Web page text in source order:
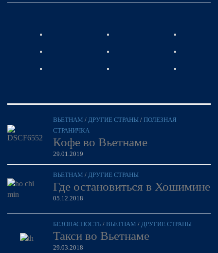
ВЬЕТНАМ / ДРУГИЕ СТРАНЫ / ПОЛЕЗНАЯ
СТРАНИЧКА
Кофе во Вьетнаме
29.01.2019
ВЬЕТНАМ / ДРУГИЕ СТРАНЫ
Где остановиться в Хошимине
05.12.2018
БЕЗОПАСНОСТЬ / ВЬЕТНАМ / ДРУГИЕ СТРАНЫ
Такси во Вьетнаме
29.03.2018